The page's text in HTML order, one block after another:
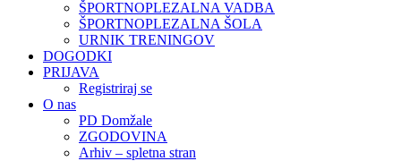
ŠPORTNOPLEZALNA VADBA
ŠPORTNOPLEZALNA ŠOLA
URNIK TRENINGOV
DOGODKI
PRIJAVA
Registriraj se
O nas
PD Domžale
ZGODOVINA
Arhiv – spletna stran